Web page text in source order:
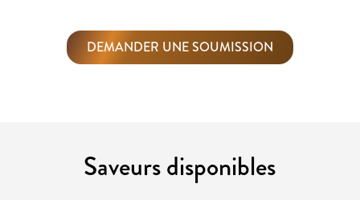
DEMANDER UNE SOUMISSION
Saveurs disponibles